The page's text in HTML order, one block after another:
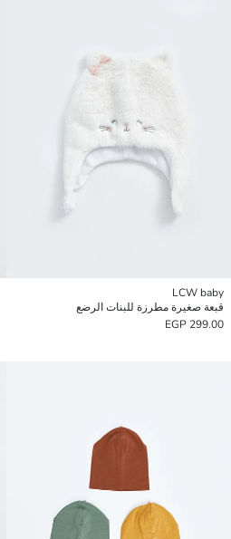
LCW baby
قبعة صغيرة مطرزة للبنات الرضع
299.00 EGP